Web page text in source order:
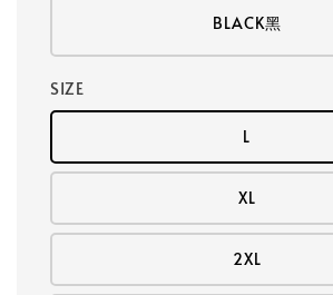
BLACK黑
SIZE
L
XL
2XL